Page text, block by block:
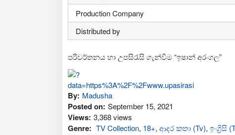
Production Company
Distributed by
පරිවර්තනය හා උපසිරැසි ගැන්වීම “ඉෂාන් අරංගල”
By: Madusha
Posted on: September 15, 2021
Views: 3,368 views
Genre: TV Collection, 18+, ආද‍ර කතා (Tv), ඉංග්‍රිසි